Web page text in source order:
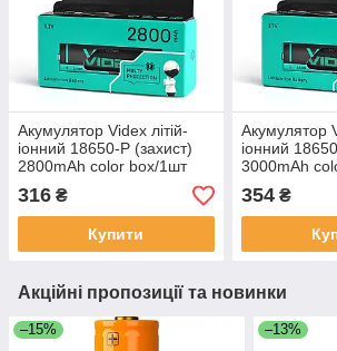
Акумулятор Videx літій-
іонний 18650-P (захист)
2800mAh color box/1шт
316 ₴
Купити
Акумулятор
іонний
3000mAh
354₴
Акційні пропозиції та новинки
–15% –13%